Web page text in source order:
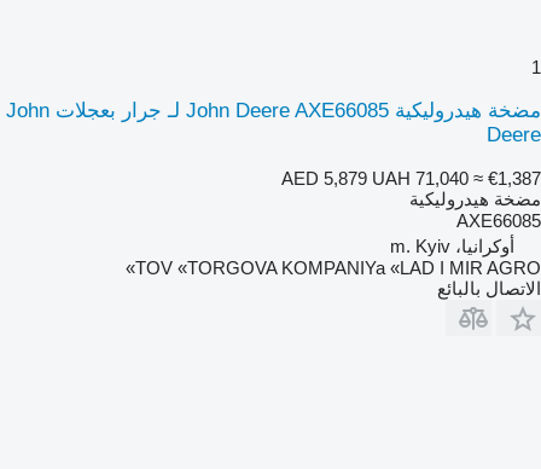
1
مضخة هيدروليكية John Deere AXE66085 لـ جرار بعجلات John
Deere
AED 5,879 UAH 71,040 ≈ €1,387
مضخة هيدروليكية
AXE66085
أوكرانيا، m. Kyiv
TOV «TORGOVA KOMPANIYa «LAD I MIR AGRO»
الاتصال بالبائع